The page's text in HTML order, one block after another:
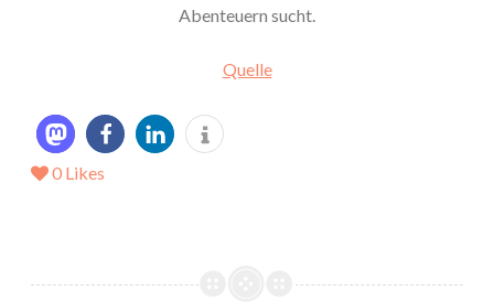
Abenteuern sucht.
Quelle
0 Likes